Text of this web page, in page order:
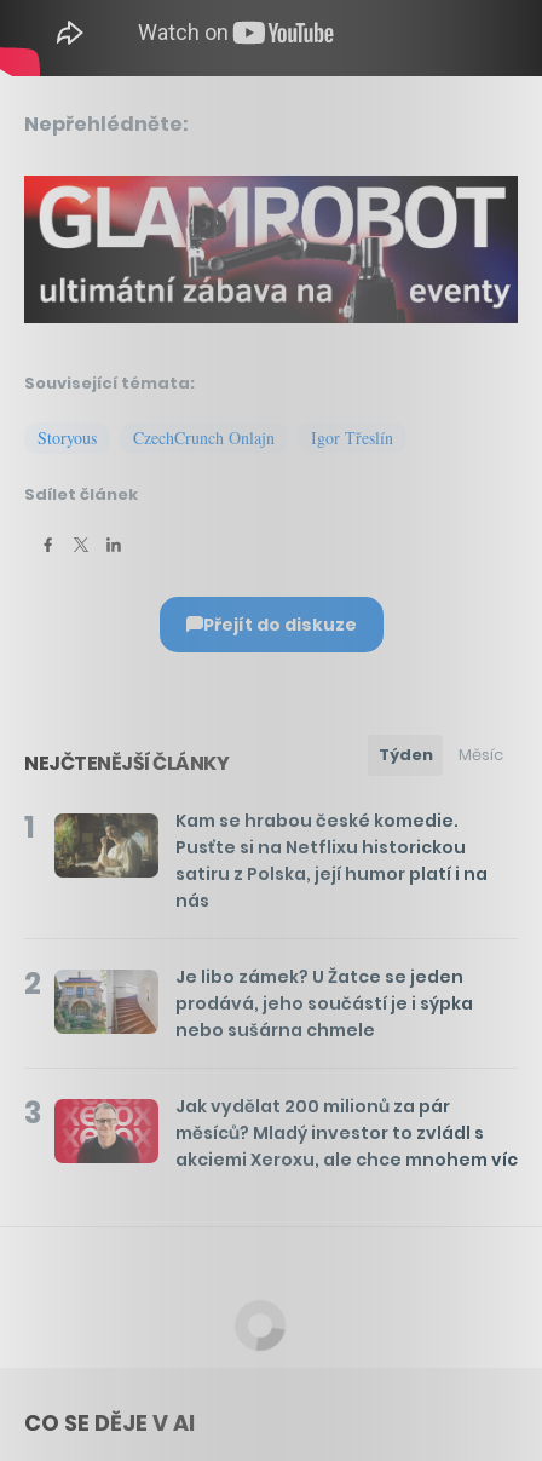
Nepřehlédněte:
Související témata:
Storyous CzechCrunch Onlajn Igor Třeslín
Sdílet článek
Přejít do diskuze
NEJČTENĚJŠÍ ČLÁNKY Týden Měsíc
1
Kam se hrabou české komedie.
Pusťte si na Netflixu historickou
satiru z Polska, její humor platí i na
nás
2
Je libo zámek? U Žatce se jeden
prodává, jeho součástí je i sýpka
nebo sušárna chmele
3
Jak vydělat 200 milionů za pár
měsíců? Mladý investor to zvládl s
akciemi Xeroxu, ale chce mnohem víc
CO SE DĚJE V AI